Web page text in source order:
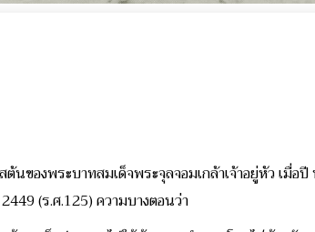
นของพระบาทสมเด็จพระจุลจอมเกล้าเจ้าอยู่หัว เมื่อ
(ร.ศ.125) ความบางตอนว่า